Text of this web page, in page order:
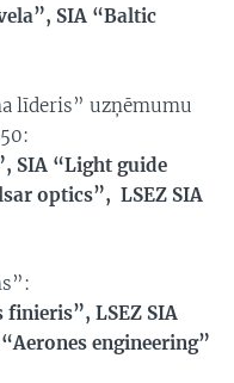
SIA “Baltic
līderis” uzņēmumu
SIA “Light guide
optics”, LSEZ SIA
finieris”, LSEZ SIA
engineering”